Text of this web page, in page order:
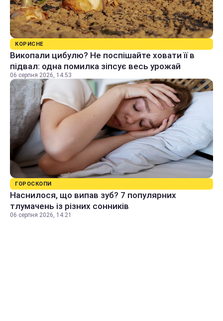
КОРИСНЕ
Викопали цибулю? Не поспішайте ховати її в
підвал: одна помилка зіпсує весь урожай
06 серпня 2026, 14:53
ГОРОСКОПИ
Наснилося, що випав зуб? 7 популярних
тлумачень із різних сонників
06 серпня 2026, 14:21